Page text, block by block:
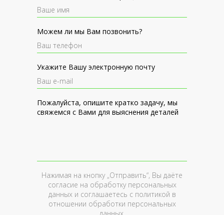
Можем ли мы Вам позвонить?
Укажите Вашу электронную почту
Пожалуйста, опишите кратко задачу, мы
свяжемся с Вами для выяснения деталей
Нажимая на кнопку „Отправить“, Вы даёте
согласие на обработку персональных
данных и соглашаетесь c политикой в
отношении обработки персональных